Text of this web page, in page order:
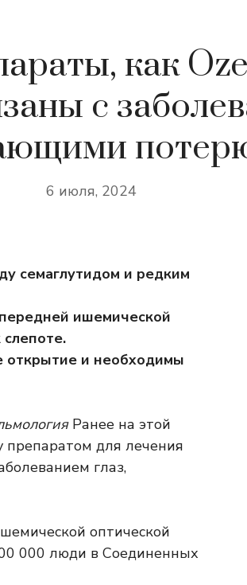
как
с
6 июля, 2024
семаглутидом и редким
ишемической
открытие и необходимы
Ранее на этой
для лечения
глаз,
оптической
000 люди в Соединенных